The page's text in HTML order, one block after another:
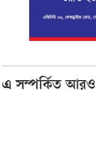
এ সম্পর্কিত